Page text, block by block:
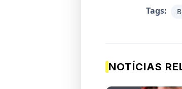
Tags:
NOTÍCIAS